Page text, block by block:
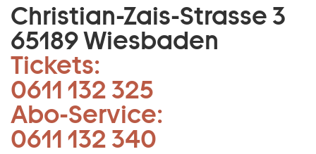
Christian-Zais-Strasse 3
65189 Wiesbaden
Tickets:
0611 132 325
Abo-Service:
0611 132 340